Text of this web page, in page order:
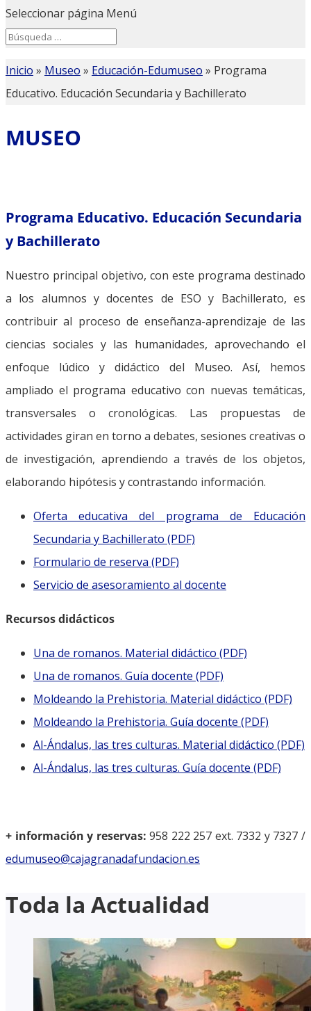
Seleccionar página Menú
Search
for...
Inicio » Museo » Educación-Edumuseo » Programa
Educativo. Educación Secundaria y Bachillerato
MUSEO
Programa Educativo. Educación Secundaria
y Bachillerato
Nuestro principal objetivo, con este programa destinado
a los alumnos y docentes de ESO y Bachillerato, es
contribuir al proceso de enseñanza-aprendizaje de las
ciencias sociales y las humanidades, aprovechando el
enfoque lúdico y didáctico del Museo. Así, hemos
ampliado el programa educativo con nuevas temáticas,
transversales o cronológicas. Las propuestas de
actividades giran en torno a debates, sesiones creativas o
de investigación, aprendiendo a través de los objetos,
elaborando hipótesis y contrastando información.
Oferta educativa del programa de Educación
Secundaria y Bachillerato (PDF)
Formulario de reserva (PDF)
Servicio de asesoramiento al docente
Recursos didácticos
Una de romanos. Material didáctico (PDF)
Una de romanos. Guía docente (PDF)
Moldeando la Prehistoria. Material didáctico (PDF)
Moldeando la Prehistoria. Guía docente (PDF)
Al-Ándalus, las tres culturas. Material didáctico (PDF)
Al-Ándalus, las tres culturas. Guía docente (PDF)
+ información y reservas: 958 222 257 ext. 7332 y 7327 /
edumuseo@cajagranadafundacion.es
Toda la Actualidad